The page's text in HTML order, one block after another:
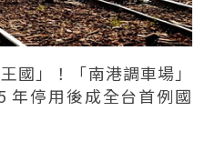
國」！「南港調車場」
年停用後成全台首例國